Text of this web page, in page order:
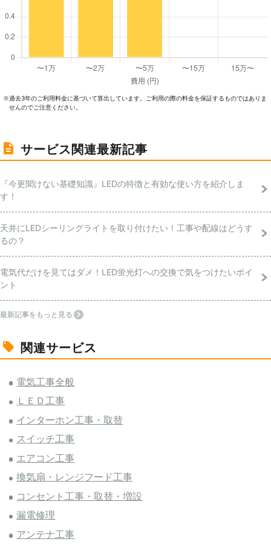
※過去3年のご利⽤料⾦に基づいて算出しています。ご利⽤の際の料⾦を保証するものではありま
せんのでご注意ください。
サービス関連最新記事
『今更聞けない基礎知識』LEDの特徴と有効な使い方を紹介しま
す！
天井にLEDシーリングライトを取り付けたい！工事や配線はどうす
るの？
電気代だけを見てはダメ！LED蛍光灯への交換で気をつけたいポイ
ント
最新記事をもっと見る
関連サービス
電気工事全般
ＬＥＤ工事
インターホン工事・取替
スイッチ工事
エアコン工事
換気扇・レンジフード工事
コンセント工事・取替・増設
漏電修理
アンテナ工事